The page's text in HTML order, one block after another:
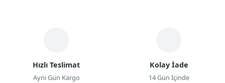
Hızlı Teslimat
Aynı Gün Kargo
Kolay İade
14 Gün İçinde